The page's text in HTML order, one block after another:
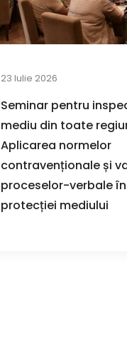
23 Iulie 2026
Seminar pentru
mediu din toate
Aplicarea normelor
contravenționale și
proceselor-verbale
protecției mediului